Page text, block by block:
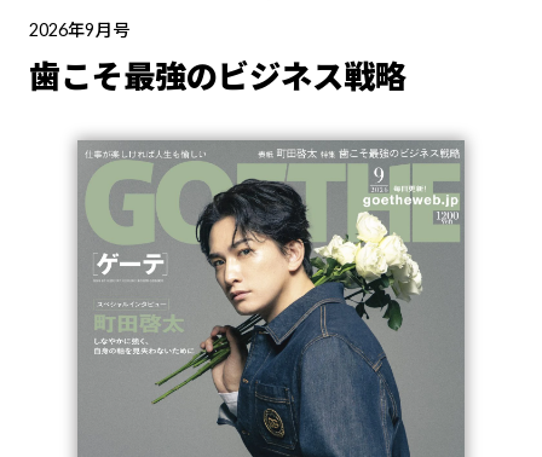
2026年9月号
歯こそ最強のビジネス戦略